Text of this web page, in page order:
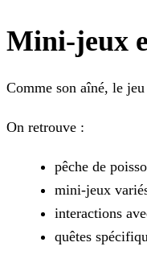
Mini-jeux
Comme son aîné, le
On retrouve :
pêche de
mini-jeux
interactions
quêtes